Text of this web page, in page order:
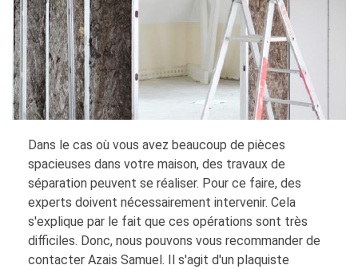
Dans le cas où vous avez beaucoup de pièces
spacieuses dans votre maison, des travaux de
séparation peuvent se réaliser. Pour ce faire, des
experts doivent nécessairement intervenir. Cela
s'explique par le fait que ces opérations sont très
difficiles. Donc, nous pouvons vous recommander de
contacter Azais Samuel. Il s'agit d'un plaquiste